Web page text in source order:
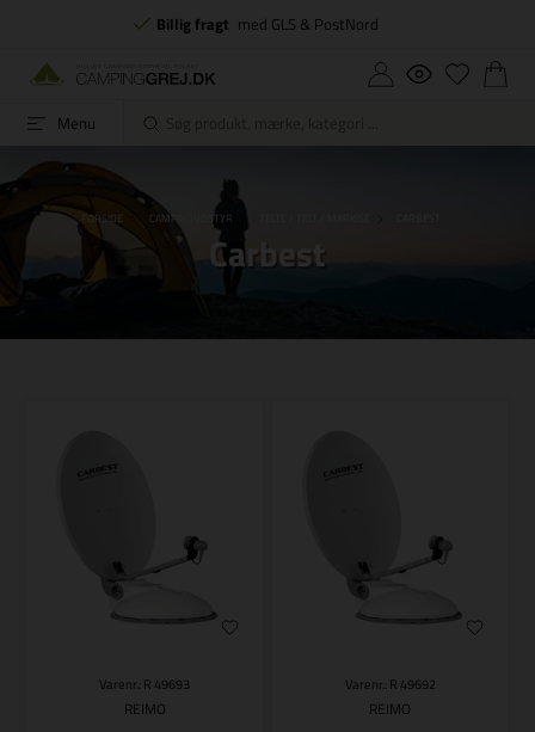
Billig fragt med GLS & PostNord
Menu
FORSIDE CAMPINGUDSTYR
Carbest
Varenr.: R 49693
REIMO
Varenr.: R 49692
REIMO